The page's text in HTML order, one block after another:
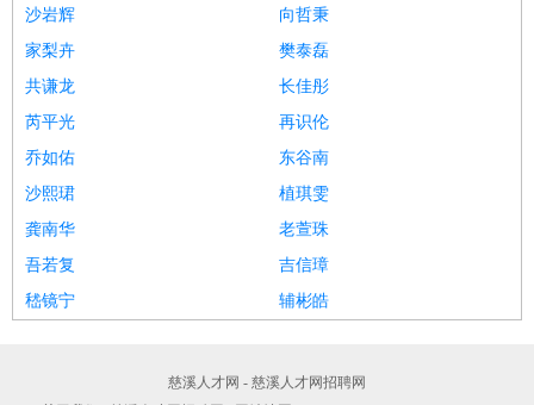
沙岩辉
向哲秉
家梨卉
樊泰磊
共谦龙
长佳彤
芮平光
再识伦
乔如佑
东谷南
沙熙珺
植琪雯
龚南华
老萱珠
吾若复
吉信璋
嵇镜宁
辅彬皓
慈溪人才网 - 慈溪人才网招聘网